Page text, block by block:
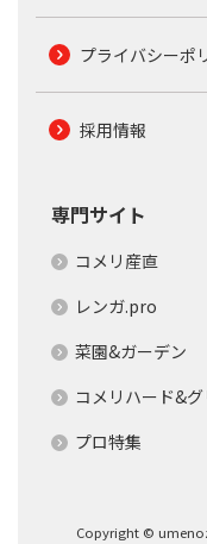
プライバシーポ
採用情報
専門サイト
コメリ産直
レンガ.pro
菜園&ガーデン
コメリハード&グ
プロ特集
Copyright ©